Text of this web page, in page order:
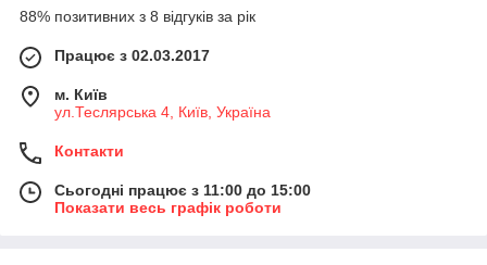
88% позитивних з 8 відгуків за рік
Працює з 02.03.2017
м. Київ
ул.Теслярська 4, Київ, Україна
Контакти
Сьогодні працює з 11:00 до 15:00
Показати весь графік роботи